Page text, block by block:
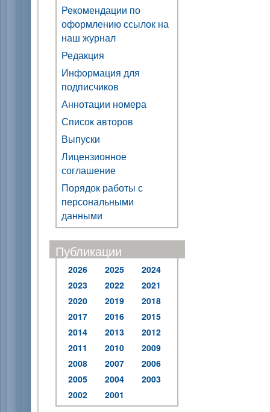
Рекомендации по
оформлению ссылок на
наш журнал
Редакция
Информация для
подписчиков
Аннотации номера
Список авторов
Выпуски
Лицензионное
соглашение
Порядок работы с
персональными
данными
Публикации
2026 2025
2024
2023
2022
2021
2020
2019
2018
2017
2016
2015
2014
2013
2012
2011
2010
2009
2008
2007
2006
2005
2004
2003
2002
2001